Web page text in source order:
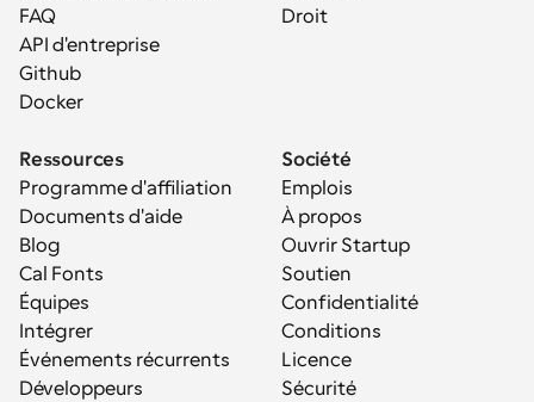
FAQ
API d'entreprise
Github
Docker
Droit
Ressources
Programme d'affiliation
Documents d'aide
Blog
Cal Fonts
Équipes
Intégrer
Événements récurrents
Développeurs
Société
Emplois
À propos
Ouvrir Startup
Soutien
Confidentialité
Conditions
Licence
Sécurité